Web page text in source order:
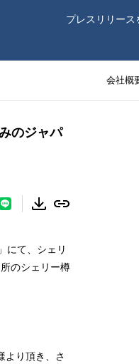
プレスリリース
会社概
のジャパ
にて、シェリ
のシェリー樽
より頂き、さ